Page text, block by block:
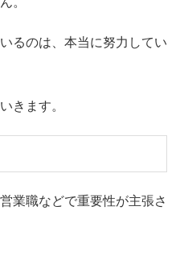
るのは、本当に努力してい
きます。
業職などで重要性が主張さ